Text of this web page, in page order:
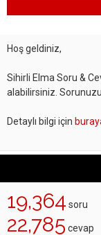
Hoş geldiniz,
Sihirli Elma Soru &
alabilirsiniz.
Detaylı bilgi için
19,364 soru
22,785 cevap